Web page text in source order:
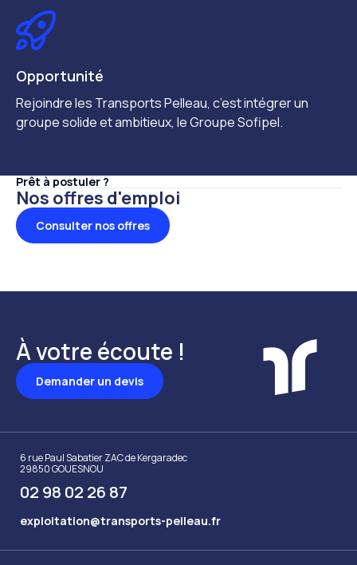
Opportunité
Rejoindre les Transports Pelleau, c’est intégrer un
groupe solide et ambitieux, le Groupe Sofipel.
Prêt à postuler ?
Nos offres d'emploi
Consulter nos offres
À votre écoute !
Demander un devis
6 rue Paul Sabatier ZAC de Kergaradec
29850 GOUESNOU
02 98 02 26 87
exploitation@transports-pelleau.fr